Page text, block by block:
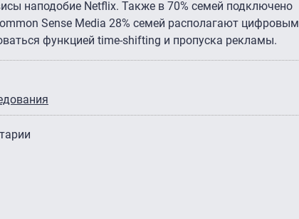
наподобие Netflix. Также в 70% семей подключено
Sense Media 28% семей располагают цифровым
функцией time-shifting и пропуска рекламы.